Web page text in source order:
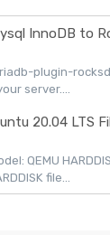
InnoDB to
plugin-
server....
20.04 LTS
QEMU
file...